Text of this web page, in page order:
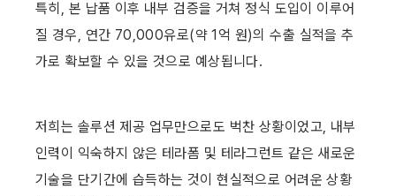
특히, 본 납품 이후 내부 검증을 거쳐 정식 도입이 이루어
질 경우, 연간 70,000유로(약 1억 원)의 수출 실적을 추
가로 확보할 수 있을 것으로 예상됩니다.
저희는 솔루션 제공 업무만으로도 벅찬 상황이었고, 내부
인력이 익숙하지 않은 테라폼 및 테라그런트 같은 새로운
기술을 단기간에 습득하는 것이 현실적으로 어려운 상황